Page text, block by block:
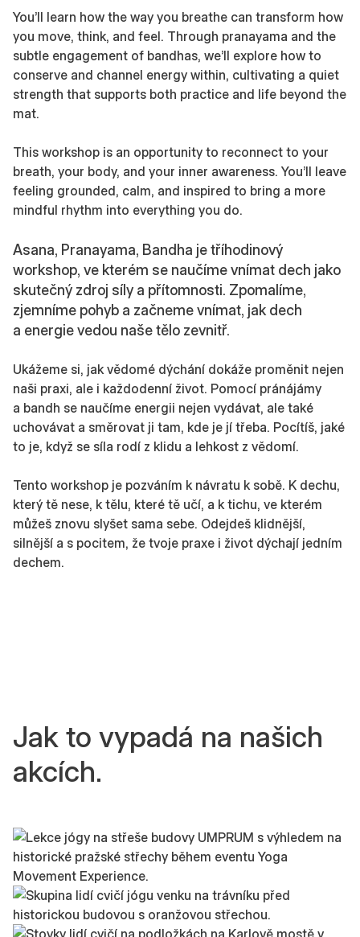
You’ll learn how the way you breathe can transform how
you move, think, and feel. Through pranayama and the
subtle engagement of bandhas, we’ll explore how to
conserve and channel energy within, cultivating a quiet
strength that supports both practice and life beyond the
mat.
This workshop is an opportunity to reconnect to your
breath, your body, and your inner awareness. You’ll leave
feeling grounded, calm, and inspired to bring a more
mindful rhythm into everything you do.
Asana, Pranayama, Bandha je tříhodinový
workshop, ve kterém se naučíme vnímat dech jako
skutečný zdroj síly a přítomnosti. Zpomalíme,
zjemníme pohyb a začneme vnímat, jak dech
a energie vedou naše tělo zevnitř.
Ukážeme si, jak vědomé dýchání dokáže proměnit nejen
naši praxi, ale i každodenní život. Pomocí pránájámy
a bandh se naučíme energii nejen vydávat, ale také
uchovávat a směrovat ji tam, kde je jí třeba. Pocítíš, jaké
to je, když se síla rodí z klidu a lehkost z vědomí.
Tento workshop je pozváním k návratu k sobě. K dechu,
který tě nese, k tělu, které tě učí, a k tichu, ve kterém
můžeš znovu slyšet sama sebe. Odejdeš klidnější,
silnější a s pocitem, že tvoje praxe i život dýchají jedním
dechem.
Jak to vypadá na našich
akcích.